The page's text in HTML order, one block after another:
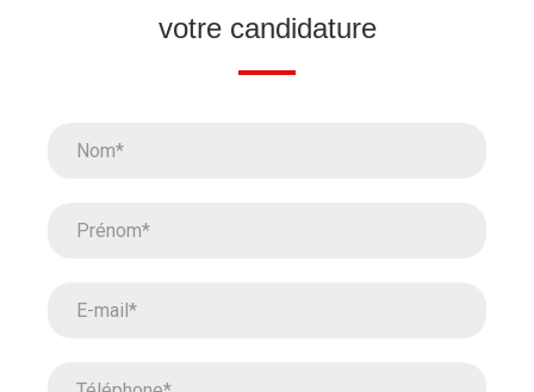
votre candidature